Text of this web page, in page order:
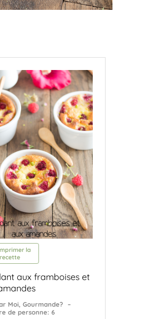
la
recette
aux framboises et
Moi, Gourmande?
–
de personne: 6